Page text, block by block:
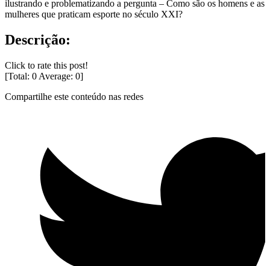
ilustrando e problematizando a pergunta – Como são os homens e as
mulheres que praticam esporte no século XXI?
Descrição:
Click to rate this post!
[Total: 0 Average: 0]
Compartilhe este conteúdo nas redes